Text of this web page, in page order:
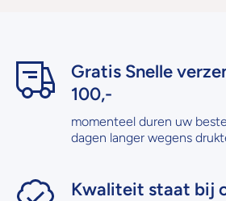
Gratis Snelle
100,-
momenteel duren uw
dagen langer wegens
Kwaliteit staat bij